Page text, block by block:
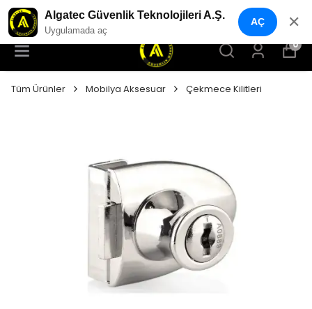
YENI NESIL GÜVENLIK GEÇIŞ SISTEMLERI
0
Tüm Ürünler Mobilya Aksesuar Çekmece Kilitleri
Algatec Güvenlik Teknolojileri A.Ş.
Uygulamada aç
AÇ ✕